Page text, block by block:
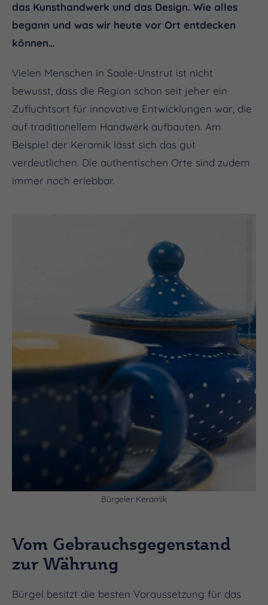
das Kunsthandwerk und das Design. Wie alles
begann und was wir heute vor Ort entdecken
können…
Vielen Menschen in Saale-Unstrut ist nicht
bewusst, dass die Region schon seit jeher ein
Zufluchtsort für innovative Entwicklungen war, die
auf traditionellem Handwerk aufbauten. Am
Beispiel der Keramik lässt sich das gut
verdeutlichen. Die authentischen Orte sind zudem
immer noch erlebbar.
(c) Thüringer Tourismusverband Saale-Holzland e.V., Jens Hauspurg
Bürgeler Keramik
Vom Gebrauchsgegenstand
zur Währung
Bürgel besitzt die besten Voraussetzung für das